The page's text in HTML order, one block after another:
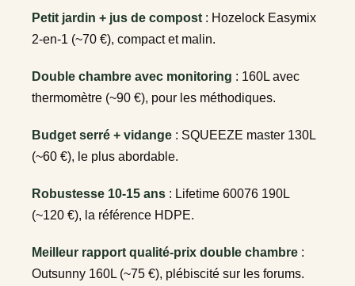
Petit jardin + jus de compost : Hozelock Easymix
2-en-1 (~70 €), compact et malin.
Double chambre avec monitoring : 160L avec
thermomètre (~90 €), pour les méthodiques.
Budget serré + vidange : SQUEEZE master 130L
(~60 €), le plus abordable.
Robustesse 10-15 ans : Lifetime 60076 190L
(~120 €), la référence HDPE.
Meilleur rapport qualité-prix double chambre :
Outsunny 160L (~75 €), plébiscité sur les forums.